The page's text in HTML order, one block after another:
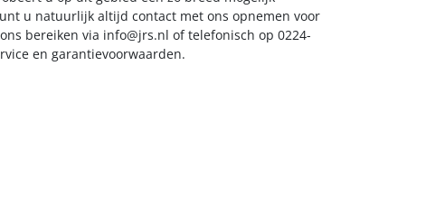
u natuurlijk altijd contact met ons opnemen voor
bereiken via info@jrs.nl of telefonisch op 0224-
en garantievoorwaarden.